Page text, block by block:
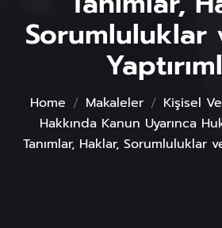
Sorumluluklar
Home Makaleler
Kişisel
Hakkında Kanun Uyarınca
Tanımlar, Haklar, Sorumluluklar